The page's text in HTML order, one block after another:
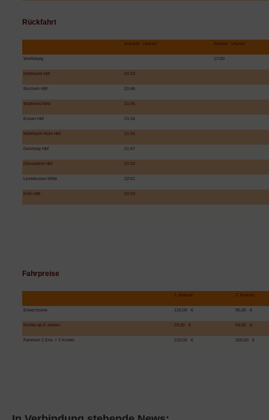
Rückfahrt
Ankunft : Uhrzeit Abfahrt : Uhrzeit
Wolfsburg 17:00
Dortmund Hbf 20:23
Bochum Hbf 20:46
Wattenscheid 21:06
Essen Hbf 21:16
Mühlheim Ruhr Hbf 21:25
Duisburg Hbf 21:47
Düsseldorf Hbf 21:52
Leverkusen Mitte 22:01
Köln Hbf 22:10
Fahrpreise
1. Klasse 2. Klasse
Erwachsene 115,00 € 95,00 €
Kinder ab 6 Jahren 79,00 € 59,00 €
Familien 2 Erw. + 2 Kinder 319,00 € 259,00 €